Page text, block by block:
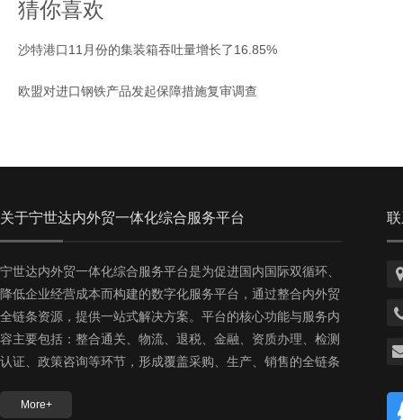
猜你喜欢
沙特港口11月份的集装箱吞吐量增长了16.85%
欧盟对进口钢铁产品发起保障措施复审调查
关于宁世达内外贸一体化综合服务平台
宁世达内外贸一体化综合服务平台是为促进国内国际双循环、
降低企业经营成本而构建的数字化服务平台，通过整合内外贸
全链条资源，提供一站式解决方案。‌平台的核心功能与服务内
容‌主要包括：整合通关、物流、退税、金融、资质办理、检测
认证、政策咨询等环节，形成覆盖采购、生产、销售的全链条
检测认证联盟推动标准协同，助力宁夏本地企业拓展国内外市
More+